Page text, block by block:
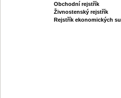
Obchodní rejstřík
Živnostenský rejstřík
Rejstřík ekonomických